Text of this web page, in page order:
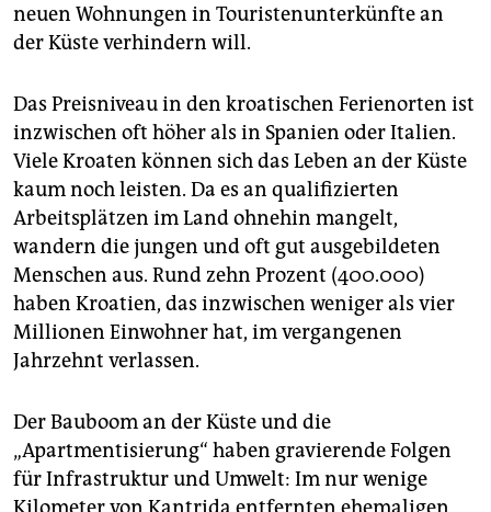
neuen Wohnungen in Touristenunterkünfte an
der Küste verhindern will.
Das Preisniveau in den kroatischen Ferienorten ist
inzwischen oft höher als in Spanien oder Italien.
Viele Kroaten können sich das Leben an der Küste
kaum noch leisten. Da es an qualifizierten
Arbeitsplätzen im Land ohnehin mangelt,
wandern die jungen und oft gut ausgebildeten
Menschen aus. Rund zehn Prozent (400.000)
haben Kroatien, das inzwischen weniger als vier
Millionen Einwohner hat, im vergangenen
Jahrzehnt verlassen.
Der Bauboom an der Küste und die
„Apartmentisierung“ haben gravierende Folgen
für Infrastruktur und Umwelt: Im nur wenige